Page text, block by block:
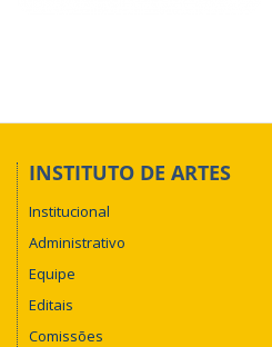
INSTITUTO DE ARTES
Institucional
Administrativo
Equipe
Editais
Comissões